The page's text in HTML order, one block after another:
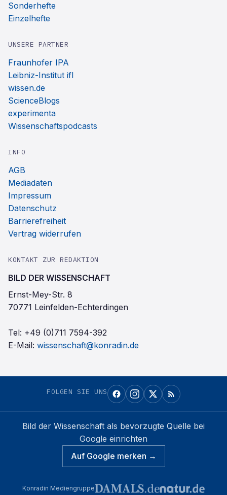
Sonderhefte
Einzelhefte
UNSERE PARTNER
Fraunhofer IPA
Leibniz-Institut ifl
wissen.de
ScienceBlogs
experimenta
Wissenschaftspodcasts
INFO
AGB
Mediadaten
Impressum
Datenschutz
Barrierefreiheit
Vertrag widerrufen
KONTAKT ZUR REDAKTION
BILD DER WISSENSCHAFT
Ernst-Mey-Str. 8
70771 Leinfelden-Echterdingen
Tel: +49 (0)711 7594-392
E-Mail: wissenschaft@konradin.de
FOLGEN SIE UNS
Bild der Wissenschaft als bevorzugte Quelle bei
Google einrichten
Auf Google merken →
Konradin Mediengruppe